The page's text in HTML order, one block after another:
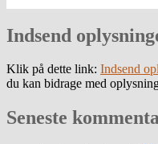
Indsend
Klik på dette link: Indsend
du kan bidrage med
Seneste